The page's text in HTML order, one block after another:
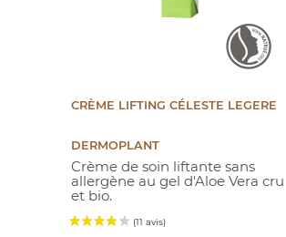
CRÈME LIFTING CÉLESTE LEGERE
DERMOPLANT
Crème de soin liftante sans
allergène au gel d'Aloe Vera cru
et bio.